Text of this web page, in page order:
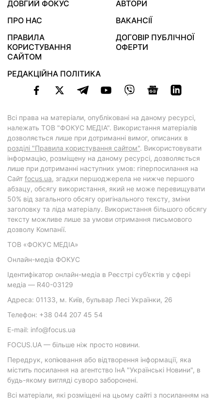
ДОВГИЙ ФОКУС
АВТОРИ
ПРО НАС
ВАКАНСІЇ
ПРАВИЛА
КОРИСТУВАННЯ
САЙТОМ
ДОГОВІР ПУБЛІЧНОЇ
ОФЕРТИ
РЕДАКЦІЙНА ПОЛІТИКА
Всі права на матеріали, опубліковані на даному ресурсі,
належать ТОВ "ФОКУС МЕДІА". Використання матеріалів
дозволяється лише при дотриманні вимог, описаних в
розділі "Правила користування сайтом". Використовувати
інформацію, розміщену на даному ресурсі, дозволяється
лише при дотриманні наступних умов: гіперпосилання на
Cайт focus.ua, згадки першоджерела не нижче першого
абзацу, обсягу використання, який не може перевищувати
50% від загального обсягу оригінального тексту, зміни
заголовку та ліда матеріалу. Використання більшого обсягу
тексту можливе лише за умови отримання письмового
дозволу Компанії.
ТОВ «ФОКУС МЕДІА»
Онлайн-медіа ФОКУС
Ідентифікатор онлайн-медіа в Реєстрі суб’єктів у сфері
медіа — R40-03129
Адреса: 01133, м. Київ, бульвар Лесі Українки, 26
Телефон: +38 044 207 45 54
E-mail: info@focus.ua
FOCUS.UA — більше ніж просто новини.
Передрук, копіювання або відтворення інформації, яка
містить посилання на агентство ІнА "Українські Новини", в
будь-якому вигляді суворо заборонені.
Всі матеріали, які розміщені на цьому сайті з посиланням на